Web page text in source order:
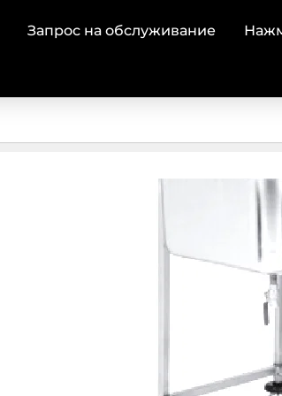
Запрос на обслуживание